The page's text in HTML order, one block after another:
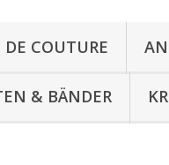
DE COUTURE
& BÄNDER